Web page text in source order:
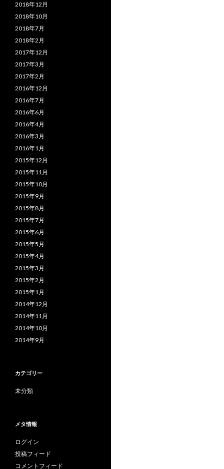
2018年12月
2018年10月
2018年7月
2018年2月
2017年12月
2017年3月
2017年2月
2016年12月
2016年7月
2016年6月
2016年4月
2016年3月
2016年1月
2015年12月
2015年11月
2015年10月
2015年9月
2015年8月
2015年7月
2015年6月
2015年5月
2015年4月
2015年3月
2015年2月
2015年1月
2014年12月
2014年11月
2014年10月
2014年9月
カテゴリー
未分類
メタ情報
ログイン
投稿フィード
コメントフィード